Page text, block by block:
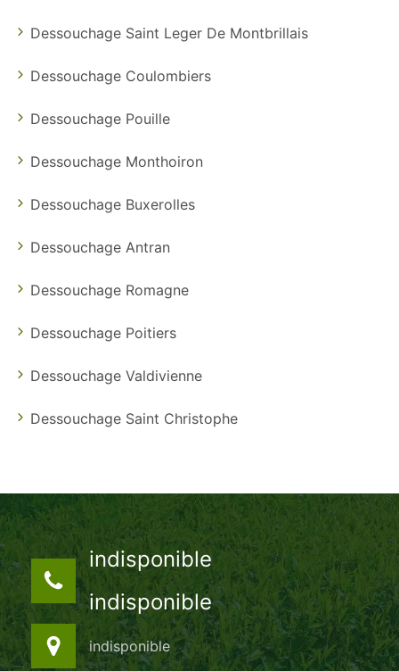
Dessouchage Saint Leger De Montbrillais
Dessouchage Coulombiers
Dessouchage Pouille
Dessouchage Monthoiron
Dessouchage Buxerolles
Dessouchage Antran
Dessouchage Romagne
Dessouchage Poitiers
Dessouchage Valdivienne
Dessouchage Saint Christophe
indisponible
indisponible
indisponible